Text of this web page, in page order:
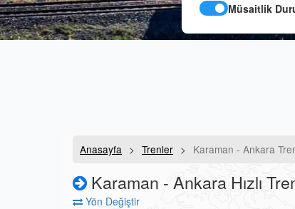
Müsaitlik
Anasayfa Trenler Karaman - Ankara
Karaman - Ankara Hızlı
Yön Değiştir